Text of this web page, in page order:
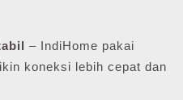
– IndiHome pakai
koneksi lebih cepat dan